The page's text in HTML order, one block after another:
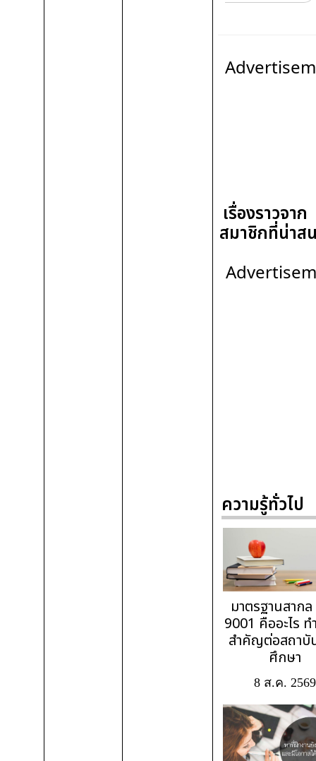
เรื่องราวจาก
สมาชิกที่น่าส
ความรู้ทั่วไป
มาตรฐานสาก
9001 คืออะไร ท
สำคัญต่อสถาบั
ศึกษา
8 ส.ค. 2569